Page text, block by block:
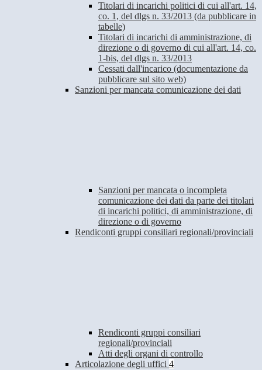
Titolari di incarichi politici di cui all'art. 14,
co. 1, del dlgs n. 33/2013 (da pubblicare in
tabelle)
Titolari di incarichi di amministrazione, di
direzione o di governo di cui all'art. 14, co.
1-bis, del dlgs n. 33/2013
Cessati dall'incarico (documentazione da
pubblicare sul sito web)
Sanzioni per mancata comunicazione dei dati
Sanzioni per mancata o incompleta
comunicazione dei dati da parte dei titolari
di incarichi politici, di amministrazione, di
direzione o di governo
Rendiconti gruppi consiliari regionali/provinciali
Rendiconti gruppi consiliari
regionali/provinciali
Atti degli organi di controllo
Articolazione degli uffici 4